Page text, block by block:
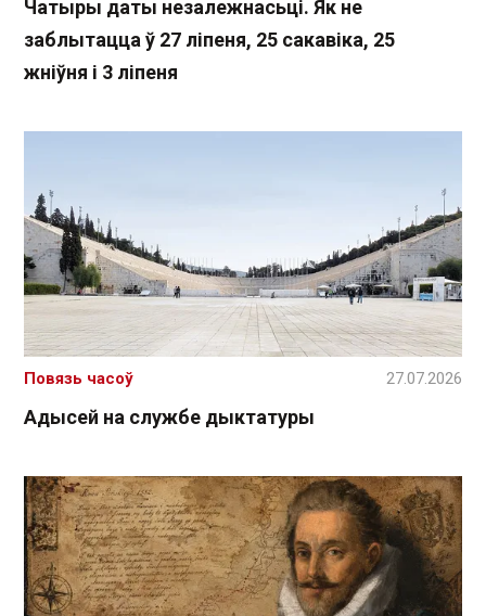
Чатыры даты незалежнасьці. Як не
заблытацца ў 27 ліпеня, 25 сакавіка, 25
жніўня і 3 ліпеня
Адысей на службе дыктатуры
Повязь часоў 27.07.2026